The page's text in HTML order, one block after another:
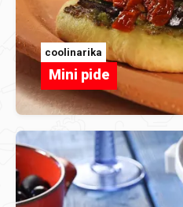
coolinarika
Mini pide